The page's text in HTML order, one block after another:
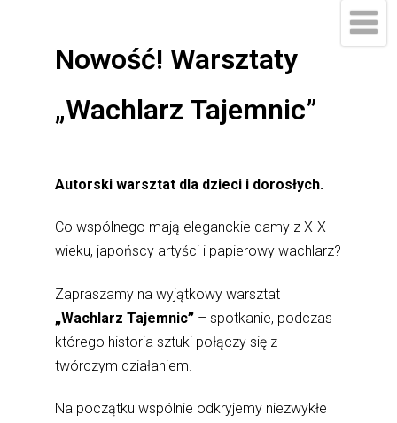
Nowość! Warsztaty
„Wachlarz Tajemnic”
Autorski warsztat dla dzieci i dorosłych.
Co wspólnego mają eleganckie damy z XIX
wieku, japońscy artyści i papierowy wachlarz?
Zapraszamy na wyjątkowy warsztat
„Wachlarz Tajemnic” – spotkanie, podczas
którego historia sztuki połączy się z
twórczym działaniem.
Na początku wspólnie odkryjemy niezwykłe